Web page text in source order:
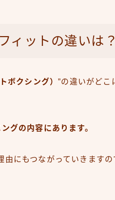
ィットの違いは？
ボクシング）”の違いがどこ
グの内容にあります。
にもつながっていきますの